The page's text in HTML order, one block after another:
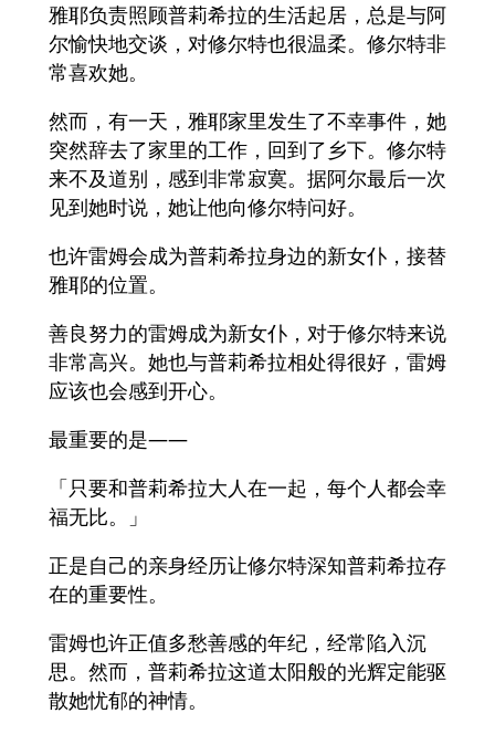
雅耶负责照顾普莉希拉的生活起居，总是与阿
尔愉快地交谈，对修尔特也很温柔。修尔特非
常喜欢她。
然而，有一天，雅耶家里发生了不幸事件，她
突然辞去了家里的工作，回到了乡下。修尔特
来不及道别，感到非常寂寞。据阿尔最后一次
见到她时说，她让他向修尔特问好。
也许雷姆会成为普莉希拉身边的新女仆，接替
雅耶的位置。
善良努力的雷姆成为新女仆，对于修尔特来说
非常高兴。她也与普莉希拉相处得很好，雷姆
应该也会感到开心。
最重要的是——
「只要和普莉希拉大人在一起，每个人都会幸
福无比。」
正是自己的亲身经历让修尔特深知普莉希拉存
在的重要性。
雷姆也许正值多愁善感的年纪，经常陷入沉
思。然而，普莉希拉这道太阳般的光辉定能驱
散她忧郁的神情。